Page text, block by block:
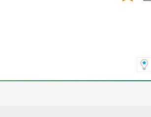
愛的課程